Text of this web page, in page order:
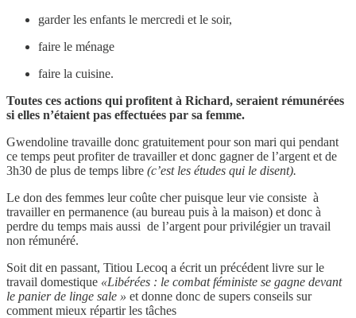
garder les enfants le mercredi et le soir,
faire le ménage
faire la cuisine.
Toutes ces actions qui profitent à Richard, seraient rémunérées
si elles n’étaient pas effectuées par sa femme.
Gwendoline travaille donc gratuitement pour son mari qui pendant
ce temps peut profiter de travailler et donc gagner de l’argent et de
3h30 de plus de temps libre (c’est les études qui le disent).
Le don des femmes leur coûte cher puisque leur vie consiste à
travailler en permanence (au bureau puis à la maison) et donc à
perdre du temps mais aussi de l’argent pour privilégier un travail
non rémunéré.
Soit dit en passant, Titiou Lecoq a écrit un précédent livre sur le
travail domestique «Libérées : le combat féministe se gagne devant
le panier de linge sale » et donne donc de supers conseils sur
comment mieux répartir les tâches